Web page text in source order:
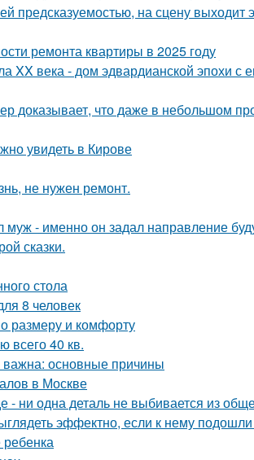
предсказуемостью, на сцену выходит
ремонта квартиры в 2025 году
XX века - дом эдвардианской эпохи
доказывает, что даже в небольшом
увидеть в Кирове
не нужен ремонт.
муж - именно он задал направление
сказки.
стола
8 человек
размеру и комфорту
всего 40 кв.
важна: основные причины
в Москве
- ни одна деталь не выбивается из
эффектно, если к нему подошли
ребенка